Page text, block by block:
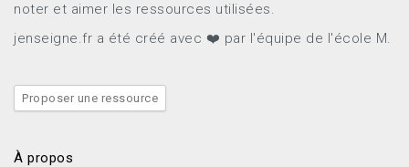
noter et aimer les ressources utilisées.
jenseigne.fr a été créé avec ❤️ par l'équipe de l'école M.
Proposer une ressource
À propos